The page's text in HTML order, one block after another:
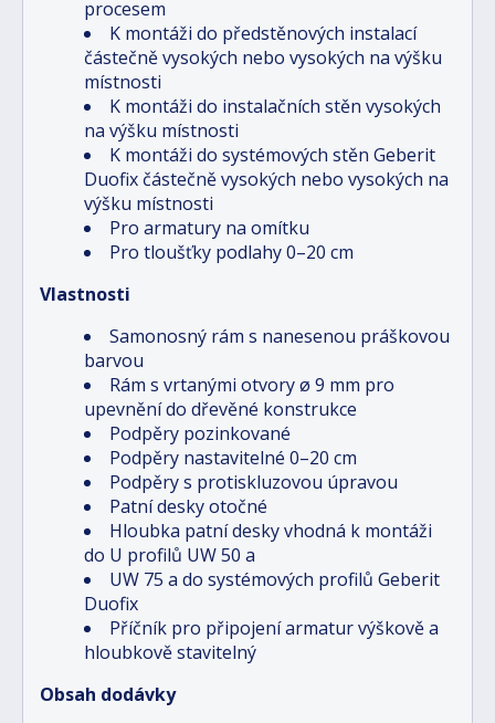
procesem
K montáži do předstěnových instalací
částečně vysokých nebo vysokých na výšku
místnosti
K montáži do instalačních stěn vysokých
na výšku místnosti
K montáži do systémových stěn Geberit
Duofix částečně vysokých nebo vysokých na
výšku místnosti
Pro armatury na omítku
Pro tloušťky podlahy 0–20 cm
Vlastnosti
Samonosný rám s nanesenou práškovou
barvou
Rám s vrtanými otvory ø 9 mm pro
upevnění do dřevěné konstrukce
Podpěry pozinkované
Podpěry nastavitelné 0–20 cm
Podpěry s protiskluzovou úpravou
Patní desky otočné
Hloubka patní desky vhodná k montáži
do U profilů UW 50 a
UW 75 a do systémových profilů Geberit
Duofix
Příčník pro připojení armatur výškově a
hloubkově stavitelný
Obsah dodávky